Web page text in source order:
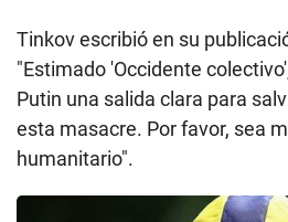
Tinkov escribió en su
"Estimado 'Occidente
Putin una salida clara para
esta masacre. Por favor, sea
humanitario".